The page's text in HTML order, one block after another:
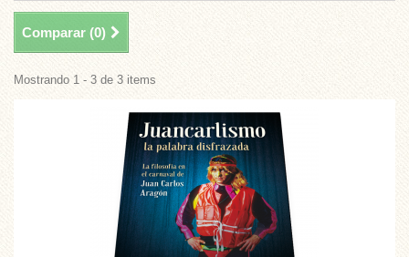
Comparar (0)
Mostrando 1 - 3 de 3 items